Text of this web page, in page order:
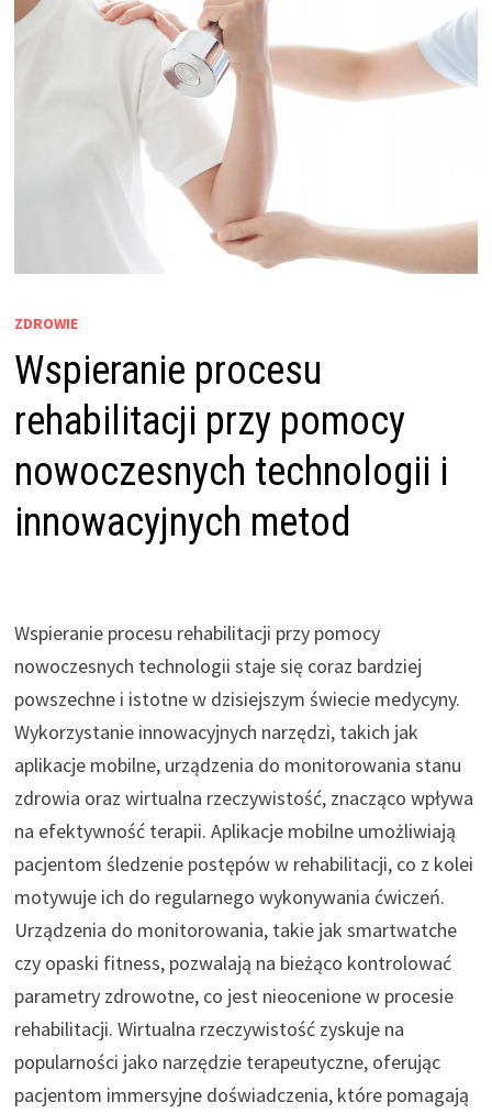
ZDROWIE
Wspieranie procesu
rehabilitacji przy pomocy
nowoczesnych technologii i
innowacyjnych metod
Wspieranie procesu rehabilitacji przy pomocy
nowoczesnych technologii staje się coraz bardziej
powszechne i istotne w dzisiejszym świecie medycyny.
Wykorzystanie innowacyjnych narzędzi, takich jak
aplikacje mobilne, urządzenia do monitorowania stanu
zdrowia oraz wirtualna rzeczywistość, znacząco wpływa
na efektywność terapii. Aplikacje mobilne umożliwiają
pacjentom śledzenie postępów w rehabilitacji, co z kolei
motywuje ich do regularnego wykonywania ćwiczeń.
Urządzenia do monitorowania, takie jak smartwatche
czy opaski fitness, pozwalają na bieżąco kontrolować
parametry zdrowotne, co jest nieocenione w procesie
rehabilitacji. Wirtualna rzeczywistość zyskuje na
popularności jako narzędzie terapeutyczne, oferując
pacjentom immersyjne doświadczenia, które pomagają